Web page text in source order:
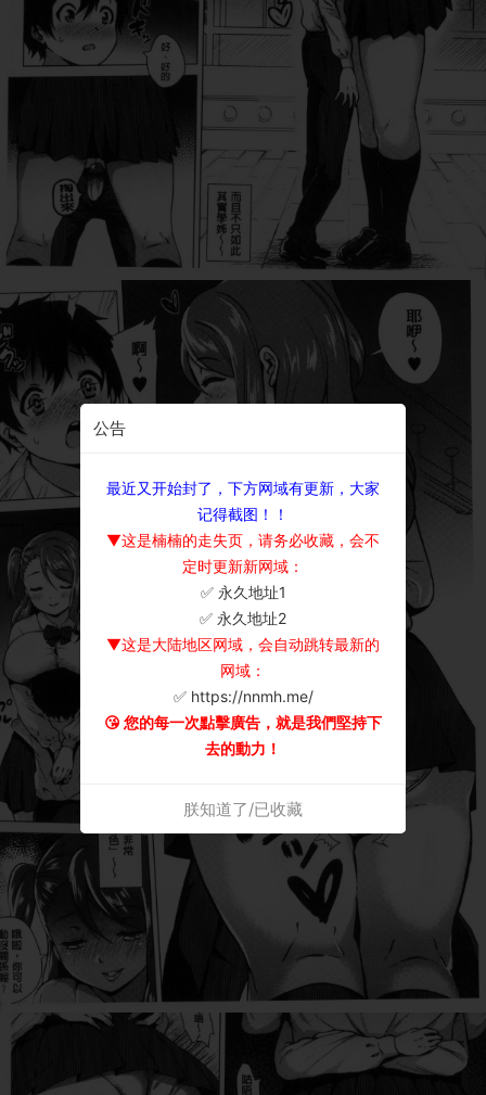
公告
最近又开始封了，下方网域有更新，大家
记得截图！！
▼这是楠楠的走失页，请务必收藏，会不
定时更新新网域：
✅ 永久地址1
✅ 永久地址2
▼这是大陆地区网域，会自动跳转最新的
网域：
✅ https://nnmh.me/
😘 您的每一次點擊廣告，就是我們堅持下
去的動力！
朕知道了/已收藏